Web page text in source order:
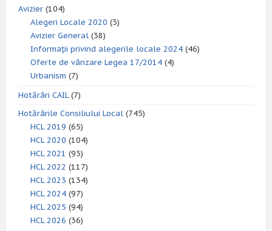
Avizier (104)
Alegeri Locale 2020 (3)
Avizier General (38)
Informații privind alegerile locale 2024 (46)
Oferte de vânzare Legea 17/2014 (4)
Urbanism (7)
Hotărâri CAIL(7)
Hotărârile Consiliului Local (745)
HCL 2019 (65)
HCL 2020 (104)
HCL 2021 (93)
HCL 2022 (117)
HCL 2023 (134)
HCL 2024 (97)
HCL 2025 (94)
HCL 2026 (36)